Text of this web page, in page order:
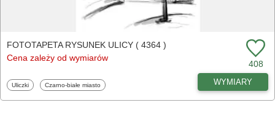
FOTOTAPETA RYSUNEK ULICY ( 4364 )
Cena zależy od wymiarów
408
Fototapety
Uliczki Fototapety
Czarno-białe miasto WYMIARY